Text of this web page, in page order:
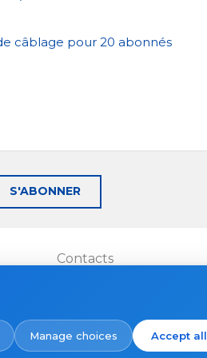
câblage pour 20 abonnés
S'ABONNER
Contacts
Manage choices Accept all